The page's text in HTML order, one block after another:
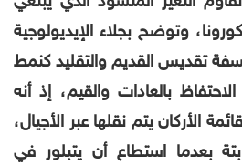
وتوضح بجلاء الإيديولوجية
تقديس القديم والتقليد كنمط
بالعادات والقيم، إذ أنه
الأركان يتم نقلها عبر الأجيال،
بعدما استطاع أن يتبلور في